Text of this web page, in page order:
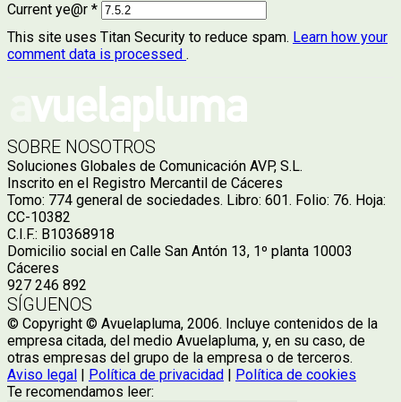
Current ye@r *
This site uses Titan Security to reduce spam. Learn how your
comment data is processed .
SOBRE NOSOTROS
Soluciones Globales de Comunicación AVP, S.L.
Inscrito en el Registro Mercantil de Cáceres
Tomo: 774 general de sociedades. Libro: 601. Folio: 76. Hoja:
CC-10382
C.I.F.: B10368918
Domicilio social en Calle San Antón 13, 1º planta 10003
Cáceres
927 246 892
SÍGUENOS
© Copyright © Avuelapluma, 2006. Incluye contenidos de la
empresa citada, del medio Avuelapluma, y, en su caso, de
otras empresas del grupo de la empresa o de terceros.
Aviso legal
Política de privacidad
Política de cookies
Te recomendamos leer: